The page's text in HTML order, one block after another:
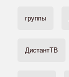
группы
ДистантТВ